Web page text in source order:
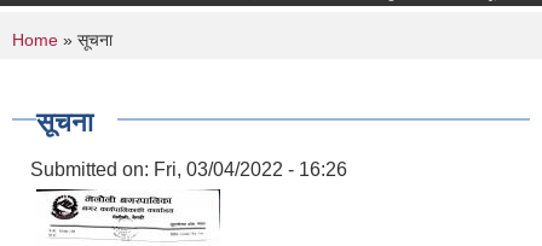
You are here
Home » सूचना
सूचना
Submitted on: Fri, 03/04/2022 - 16:26